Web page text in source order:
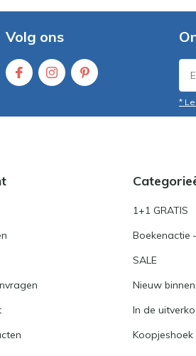
Volg ons
*
1+1 GRATIS
Boekenactie
SALE
Nieuw binnen
In de
Koopjeshoek